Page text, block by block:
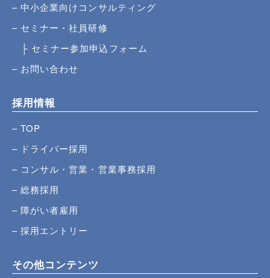
中小企業向けコンサルティング
セミナー・社員研修
セミナー参加申込フォーム
お問い合わせ
採用情報
TOP
ドライバー採用
コンサル・営業・営業事務採用
総務採用
障がい者雇用
採用エントリー
その他コンテンツ